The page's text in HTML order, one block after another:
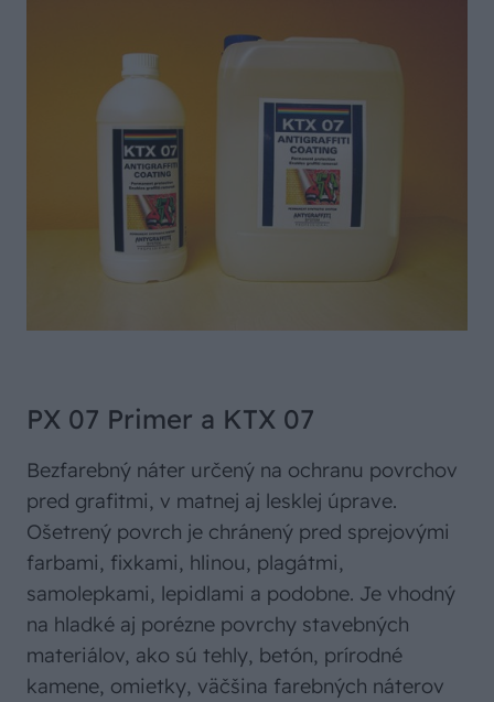
PX 07 Primer a KTX 07
Bezfarebný náter určený na ochranu povrchov
pred grafitmi, v matnej aj lesklej úprave.
Ošetrený povrch je chránený pred sprejovými
farbami, fixkami, hlinou, plagátmi,
samolepkami, lepidlami a podobne. Je vhodný
na hladké aj porézne povrchy stavebných
materiálov, ako sú tehly, betón, prírodné
kamene, omietky, väčšina farebných náterov